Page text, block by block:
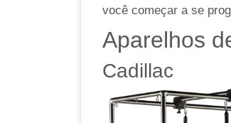
você começar a se
Aparelhos
Cadillac